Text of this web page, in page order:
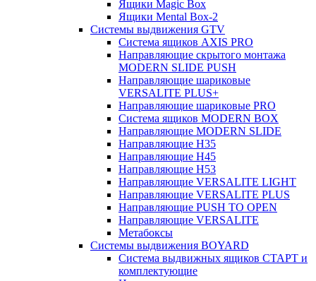
Ящики Magic Box
Ящики Mental Box-2
Системы выдвижения GTV
Система ящиков AXIS PRO
Направляющие скрытого монтажа
MODERN SLIDE PUSH
Направляющие шариковые
VERSALITE PLUS+
Направляющие шариковые PRO
Система ящиков MODERN BOX
Направляющие MODERN SLIDE
Направляющие H35
Направляющие H45
Направляющие H53
Направляющие VERSALITE LIGHT
Направляющие VERSALITE PLUS
Направляющие PUSH TO OPEN
Направляющие VERSALITE
Метабоксы
Системы выдвижения BOYARD
Система выдвижных ящиков СТАРТ и
комплектующие